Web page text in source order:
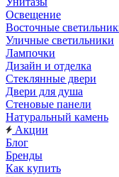
Освещение
Восточные
Уличные светильники
Лампочки
Дизайн и отделка
Стеклянные двери
Двери для душа
Стеновые панели
Натуральный камень
Акции
Блог
Бренды
Как купить